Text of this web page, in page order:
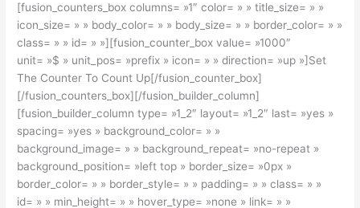
[fusion_counters_box columns= »1″ color= » » title_size= » »
icon_size= » » body_color= » » body_size= » » border_color= » »
class= » » id= » »][fusion_counter_box value= »1000″
unit= »$ » unit_pos= »prefix » icon= » » direction= »up »]Set
The Counter To Count Up[/fusion_counter_box]
[/fusion_counters_box][/fusion_builder_column]
[fusion_builder_column type= »1_2″ layout= »1_2″ last= »yes »
spacing= »yes » background_color= » »
background_image= » » background_repeat= »no-repeat »
background_position= »left top » border_size= »0px »
border_color= » » border_style= » » padding= » » class= » »
id= » » min_height= » » hover_type= »none » link= » »